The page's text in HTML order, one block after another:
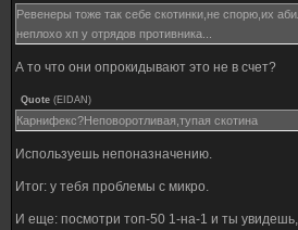
Ревенеры тоже так себе скотинки,не спорю,их
неплохо хп у отрядов противника...
А то что они опрокидывают это не в счет?
Quote (EIDAN )
Карнифекс?Неповоротливая,тупая скотина
Используешь непоназначению.
Итог: у тебя проблемы с микро.
И еще: посмотри топ-50 1-на-1 и ты